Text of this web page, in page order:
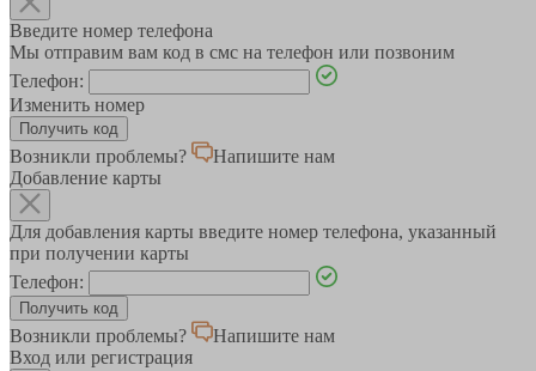
Введите номер телефона
Мы отправим вам код в смс на телефон или позвоним
Телефон:
Изменить номер
Возникли проблемы?
Напишите нам
Добавление карты
Для добавления карты введите номер телефона, указанный
при получении карты
Телефон:
Возникли проблемы?
Напишите нам
Вход или регистрация